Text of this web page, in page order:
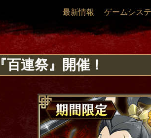
最新情報 ゲームシス
『百連祭』開催！